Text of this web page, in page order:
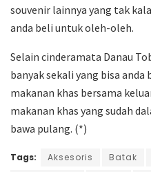
souvenir lainnya yang tak
anda beli untuk oleh-oleh.
Selain cinderamata Danau
banyak sekali yang bisa
makanan khas bersama
makanan khas yang sudah
bawa pulang. (*)
Tags: Aksesoris Batak